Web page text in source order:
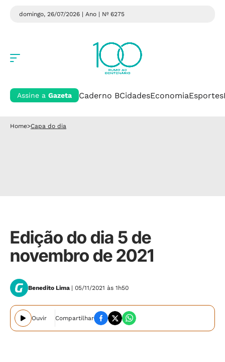
domingo, 26/07/2026 | Ano | Nº 6275
Assine a Gazeta Caderno BCidadesEconomiaEsportes
Home>Capa do dia
Edição do dia 5 de
novembro de 2021
Benedito Lima | 05/11/2021 às 1h50
Ouvir Compartilhar